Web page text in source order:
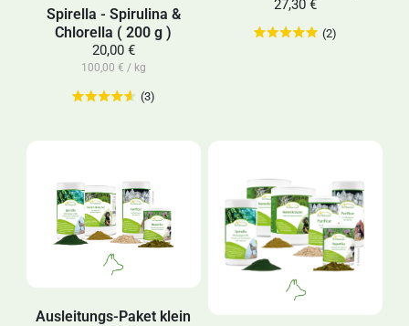
Spirella - Spirulina &
Chlorella ( 200 g )
20,00 €
100,00 € / kg
(3)
27,30 €
(2)
Ausleitungs-Paket klein